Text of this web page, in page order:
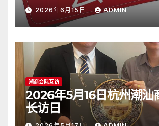
2026年6月15日 ADMIN
潮商会际互访
2026年5月16日杭州潮汕
长访日